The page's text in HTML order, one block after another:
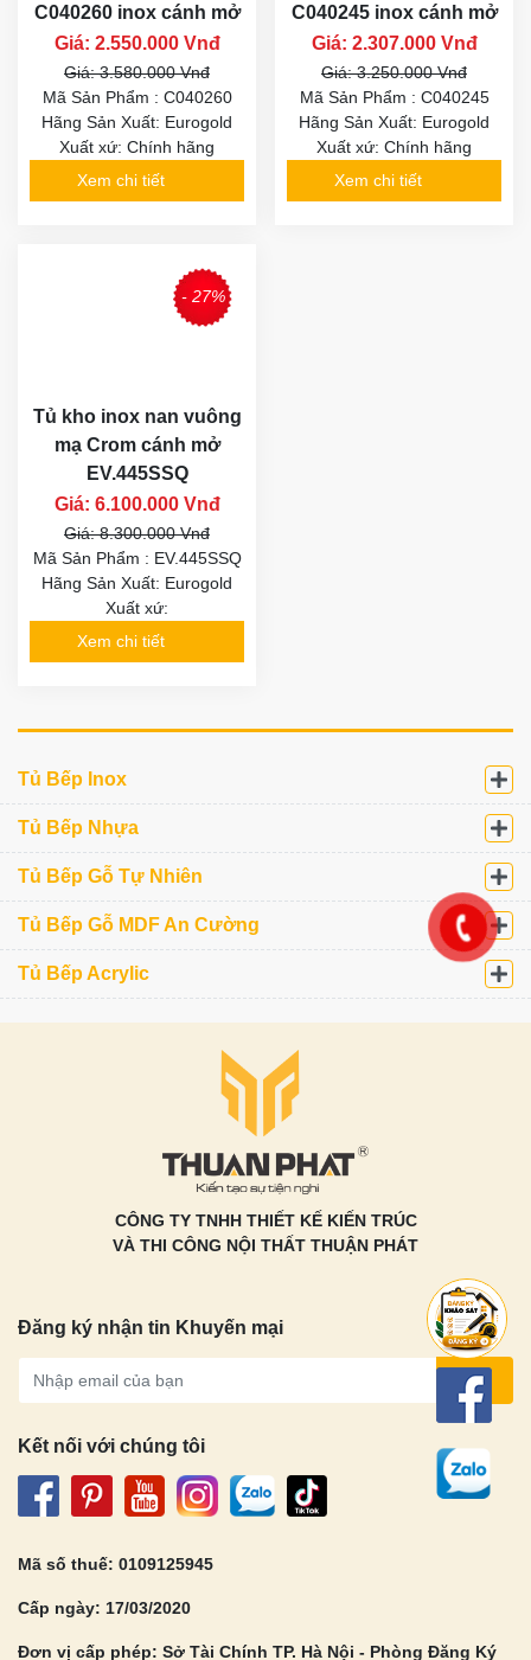
C040260 inox cánh mở
Giá: 2.550.000 Vnđ
Giá: 3.580.000 Vnđ
Mã Sản Phẩm : C040260
Hãng Sản Xuất: Eurogold
Xuất xứ: Chính hãng
Xem chi tiết
C040245 inox cánh mở
Giá: 2.307.000 Vnđ
Giá: 3.250.000 Vnđ
Mã Sản Phẩm : C040245
Hãng Sản Xuất: Eurogold
Xuất xứ: Chính hãng
Xem chi tiết
- 27%
Tủ kho inox nan vuông
mạ Crom cánh mở
EV.445SSQ
Giá: 6.100.000 Vnđ
Giá: 8.300.000 Vnđ
Mã Sản Phẩm : EV.445SSQ
Hãng Sản Xuất: Eurogold
Xuất xứ:
Xem chi tiết
Tủ Bếp Inox
Tủ Bếp Nhựa
Tủ Bếp Gỗ Tự Nhiên
Tủ Bếp Gỗ MDF An Cường
Tủ Bếp Acrylic
CÔNG TY TNHH THIẾT KẾ KIẾN TRÚC
VÀ THI CÔNG NỘI THẤT THUẬN PHÁT
Đăng ký nhận tin Khuyến mại
Gửi
Kết nối với chúng tôi
Mã số thuế: 0109125945
Cấp ngày: 17/03/2020
Đơn vị cấp phép: Sở Tài Chính TP. Hà Nội - Phòng Đăng Ký